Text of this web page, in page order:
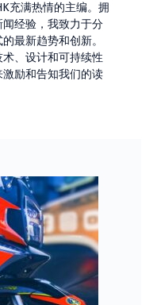
充满热情的主编。拥
经验，我致力于分
最新趋势和创新。
、设计和可持续性
励和告知我们的读